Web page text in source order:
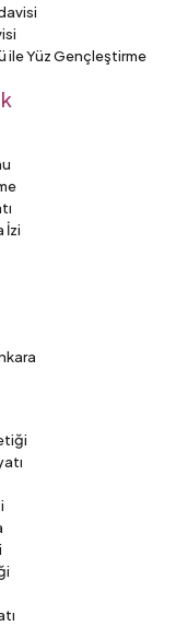
ile Yüz Gençleştirme
İzi